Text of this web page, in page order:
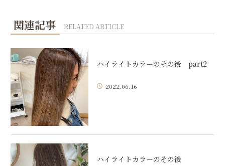
関連記事 RELATED ARTICLE
ハイライトカラーのその後 part2
2022.06.16
ハイライトカラーのその後